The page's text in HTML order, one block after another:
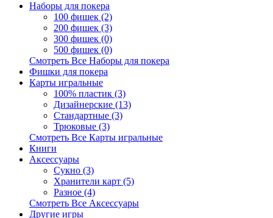
Наборы для покера
100 фишек (2)
200 фишек (3)
300 фишек (0)
500 фишек (0)
Смотреть Все Наборы для покера
Фишки для покера
Карты игральные
100% пластик (3)
Дизайнерские (13)
Стандартные (3)
Трюковые (3)
Смотреть Все Карты игральные
Книги
Аксессуары
Сукно (3)
Хранители карт (5)
Разное (4)
Смотреть Все Аксессуары
Другие игры